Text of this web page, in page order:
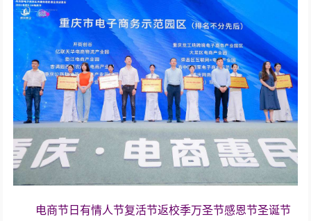
电商节日有情人节复活节返校季万圣节感恩节圣诞节